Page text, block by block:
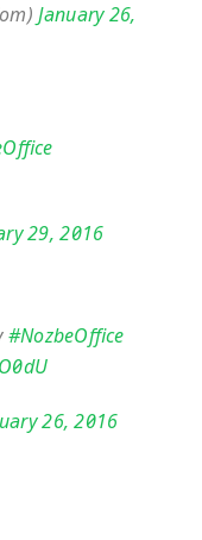
January 26,
29, 2016
#NozbeOffice
26, 2016